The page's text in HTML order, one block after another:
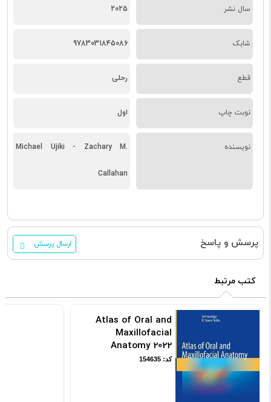
سال نشر 2025
شابک 9783031845086
قطع رحلی
نوبت چاپ اول
نویسنده Michael Ujiki - Zachary M.
Callahan
پرسش و پاسخ ارسال پرسش
کتب مرتبط
Atlas of Oral and
Maxillofacial
Anatomy 2022
کد: 154635